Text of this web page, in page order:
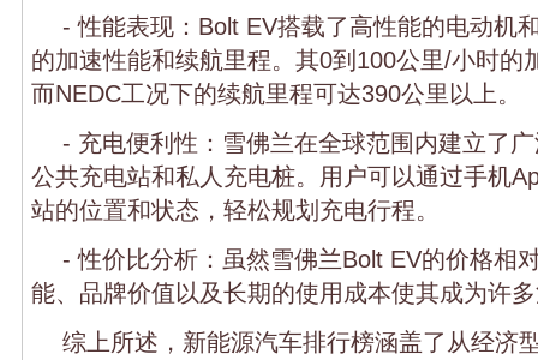
- 性能表现：Bolt EV搭载了高性能的电动机
的加速性能和续航里程。其0到100公里/小时的
而NEDC工况下的续航里程可达390公里以上。
- 充电便利性：雪佛兰在全球范围内建立了
公共充电站和私人充电桩。用户可以通过手机
站的位置和状态，轻松规划充电行程。
- 性价比分析：虽然雪佛兰Bolt EV的价格相
能、品牌价值以及长期的使用成本使其成为许
综上所述，新能源汽车排行榜涵盖了从经济